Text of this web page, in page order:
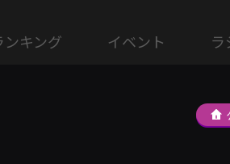
ンキング イベント ラ